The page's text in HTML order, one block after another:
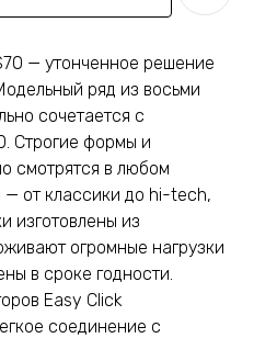
— утонченное решение
ряд из восьми
сочетается с
Строгие формы и
смотрятся в любом
— от классики до hi-tech,
изготовлены из
огромные нагрузки
в сроке годности.
Easy Click
соединение с